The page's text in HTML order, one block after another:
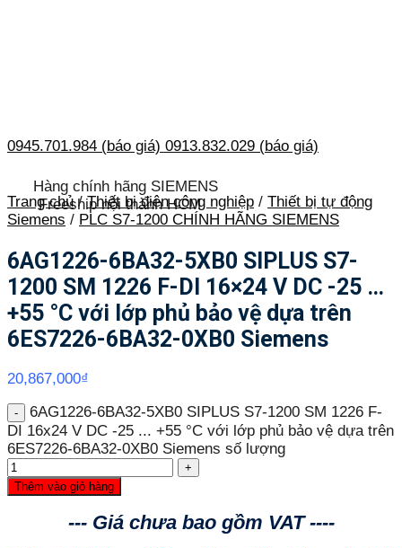
0945.701.984 (báo giá) 0913.832.029 (báo giá)
Hàng chính hãng SIEMENS
Freeship nội thành HCM
Trang chủ / Thiết bị điện công nghiệp / Thiết bị tự động
Siemens / PLC S7-1200 CHÍNH HÃNG SIEMENS
6AG1226-6BA32-5XB0 SIPLUS S7-
1200 SM 1226 F-DI 16×24 V DC -25 …
+55 °C với lớp phủ bảo vệ dựa trên
6ES7226-6BA32-0XB0 Siemens
20,867,000₫
6AG1226-6BA32-5XB0 SIPLUS S7-1200 SM 1226 F-
DI 16x24 V DC -25 ... +55 °C với lớp phủ bảo vệ dựa trên
6ES7226-6BA32-0XB0 Siemens số lượng
Thêm vào giỏ hàng
--- Giá chưa bao gồm VAT ----